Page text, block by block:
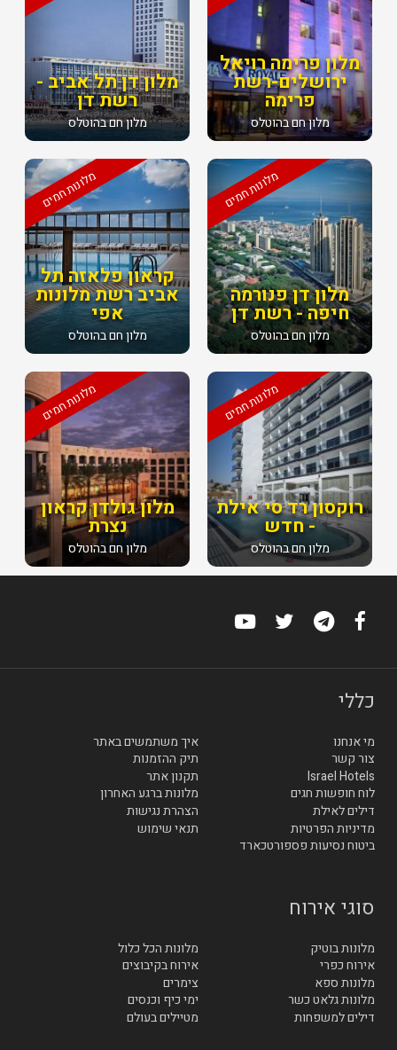
מלון דן תל אביב -
רשת דן
מלון חם בהוטלס
מלון פרימה רויאל
ירושלים-רשת
פרימה
מלון חם בהוטלס
מלונות חמים
קראון פלאזה תל
אביב רשת מלונות
אפי
מלון חם בהוטלס
מלונות חמים
מלון דן פנורמה
חיפה - רשת דן
מלון חם בהוטלס
מלונות חמים
מלון גולדן קראון
נצרת
מלון חם בהוטלס
מלונות חמים
רוקסון רד סי אילת
- חדש
מלון חם בהוטלס
כללי
מי אנחנו
איך משתמשים באתר
צור קשר
תיק ההזמנות
Israel Hotels
תקנון אתר
לוח חופשות חגים
מלונות ברגע האחרון
דילים לאילת
הצהרת נגישות
מדיניות הפרטיות
תנאי שימוש
ביטוח נסיעות פספורטכארד
סוגי אירוח
מלונות בוטיק
מלונות הכל כלול
אירוח כפרי
אירוח בקיבוצים
מלונות ספא
צימרים
מלונות גלאט כשר
ימי כיף וכנסים
דילים למשפחות
מטיילים בעולם